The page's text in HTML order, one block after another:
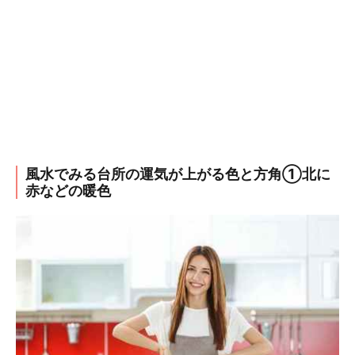
風水でみる台所の運気が上がる色と方角①北に
赤などの暖色